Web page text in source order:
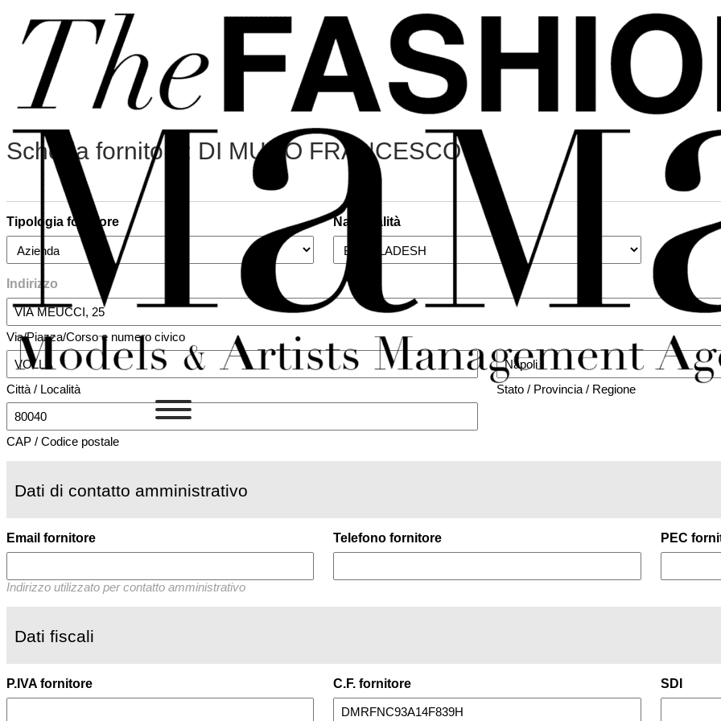
Vai al contenuto principale Vai al piè di pagina
Scheda fornitore: DI MURO FRANCESCO
Tipologia fornitore Nazionalità
Indirizzo
Via/Piazza/Corso e numero civico
Città / Località Stato / Provincia / Regione
CAP / Codice postale
Dati di contatto amministrativo
Email fornitore
Indirizzo utilizzato per contatto amministrativo
Telefono fornitore PEC
Dati fiscali
P.IVA fornitore C.F. fornitore SDI